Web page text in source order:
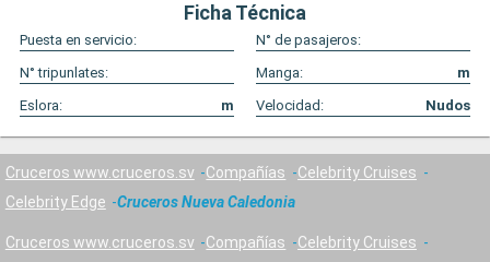
Ficha Técnica
Puesta en servicio:
N° de pasajeros:
N° tripunlates:
Manga:
m
Eslora:
m Velocidad: Nudos
Cruceros www.cruceros.sv Compañías
Celebrity Cruises
Celebrity Edge
Cruceros Nueva Caledonia
Cruceros www.cruceros.sv Compañías
Celebrity Cruises